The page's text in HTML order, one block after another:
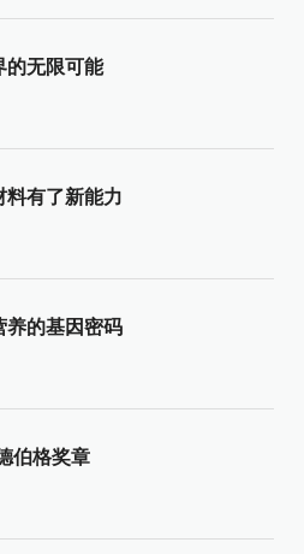
的无限可能
料有了新能力
养的基因密码
伯格奖章